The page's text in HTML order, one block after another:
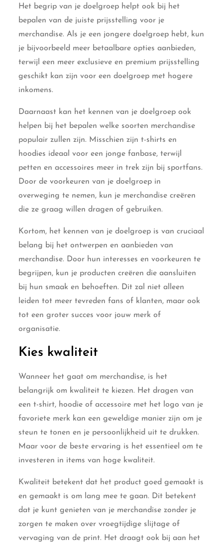
Het begrip van je doelgroep helpt ook bij het
bepalen van de juiste prijsstelling voor je
merchandise. Als je een jongere doelgroep hebt, kun
je bijvoorbeeld meer betaalbare opties aanbieden,
terwijl een meer exclusieve en premium prijsstelling
geschikt kan zijn voor een doelgroep met hogere
inkomens.
Daarnaast kan het kennen van je doelgroep ook
helpen bij het bepalen welke soorten merchandise
populair zullen zijn. Misschien zijn t-shirts en
hoodies ideaal voor een jonge fanbase, terwijl
petten en accessoires meer in trek zijn bij sportfans.
Door de voorkeuren van je doelgroep in
overweging te nemen, kun je merchandise creëren
die ze graag willen dragen of gebruiken.
Kortom, het kennen van je doelgroep is van cruciaal
belang bij het ontwerpen en aanbieden van
merchandise. Door hun interesses en voorkeuren te
begrijpen, kun je producten creëren die aansluiten
bij hun smaak en behoeften. Dit zal niet alleen
leiden tot meer tevreden fans of klanten, maar ook
tot een groter succes voor jouw merk of
organisatie.
Kies kwaliteit
Wanneer het gaat om merchandise, is het
belangrijk om kwaliteit te kiezen. Het dragen van
een t-shirt, hoodie of accessoire met het logo van je
favoriete merk kan een geweldige manier zijn om je
steun te tonen en je persoonlijkheid uit te drukken.
Maar voor de beste ervaring is het essentieel om te
investeren in items van hoge kwaliteit.
Kwaliteit betekent dat het product goed gemaakt is
en gemaakt is om lang mee te gaan. Dit betekent
dat je kunt genieten van je merchandise zonder je
zorgen te maken over vroegtijdige slijtage of
vervaging van de print. Het draagt ook bij aan het